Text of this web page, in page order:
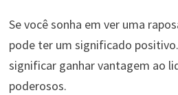
Se você sonha em ver uma
pode ter um significado
significar ganhar vantagem ao
poderosos.